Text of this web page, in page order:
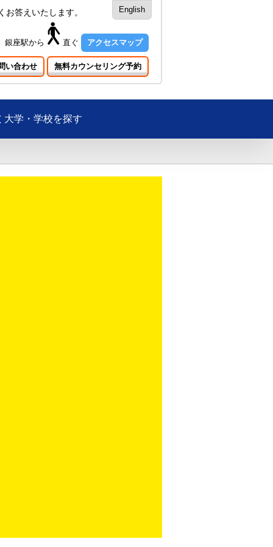
答えいたします。 English
銀座駅から 直ぐ アクセスマップ
い合わせ 無料カウンセリング予約
大学・学校を探す